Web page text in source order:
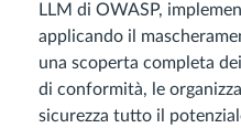
LLM di OWASP,
applicando il
una scoperta completa
di conformità, le
sicurezza tutto il